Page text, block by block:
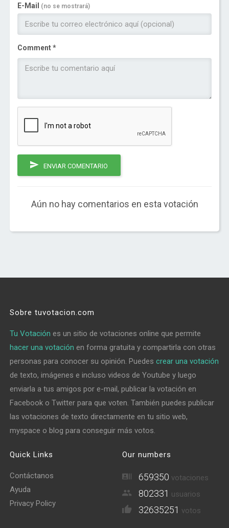
E-Mail (no se mostrará)
Comment *
ENVIAR COMENTARIO
Aún no hay comentarios en esta votación
Sobre tuvotacion.com
Tu Votación es un sitio de votaciones online que permite
hacer una votación en forma gratuita y compartirla con otras
personas para conocer su opinión. Puedescrear una votación
de texto, imágenes e incluso videos de Youtube y luego
enviarla a tus amigos por e-mail, publicar la votación en
Facebook o Twitter para que voten. También puedes publicar
las votaciones de texto directamente en tu sitio web,
myspace o blog para conseguir más votos.
Quick Links
Contáctanos
Ayuda
Privacy Policy
Our numbers
659350 votaciones
802331 usuarios
32635251 votos